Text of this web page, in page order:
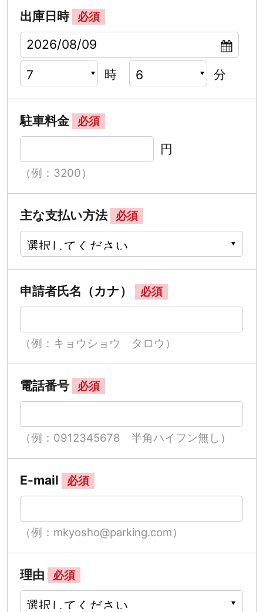
出庫日時 必須
時 分
駐車料金 必須
円
（例：3200）
主な支払い方法 必須
申請者氏名（カナ） 必須
（例：キョウショウ タロウ）
電話番号 必須
（例：0912345678 半角ハイフン無し）
E-mail 必須
（例：mkyosho@parking.com）
理由 必須